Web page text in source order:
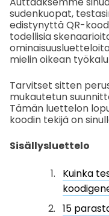
sudenkuopat,
edistynyttä QR-
todellisia
mielin oikean
Tarvitset sitten
mukautetun
Tämän luettelon
koodin tekijä on
Sisällysluettelo
Kuinka
15